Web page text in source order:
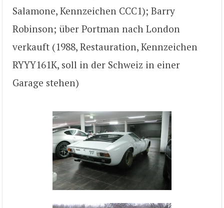
Salamone, Kennzeichen CCC1); Barry
Robinson; über Portman nach London
verkauft (1988, Restauration, Kennzeichen
RYYY161K, soll in der Schweiz in einer
Garage stehen)